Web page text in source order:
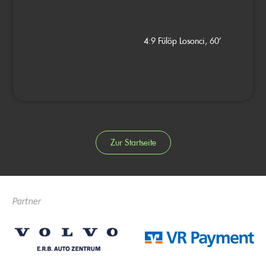
4:9 Fülöp Losonci, 60’
Zur Startseite
Partner